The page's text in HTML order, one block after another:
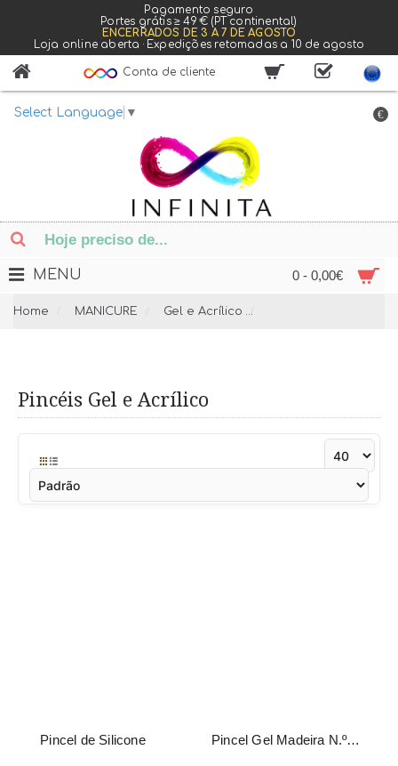
Pagamento seguro
Portes grátis ≥ 49 € (PT continental)
ENCERRADOS DE 3 A 7 DE AGOSTO
Loja online aberta · Expedições retomadas a 10 de agosto
Select Language ▼
Conta de cliente
€
0 - 0,00€
MENU
Home MANICURE Gel e Acrílico
Pincéis Gel e Acrílico
Pincel de Silicone Pincel Gel Madeira N.º2 Preto